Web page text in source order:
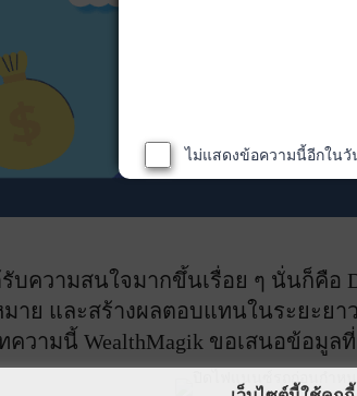
ความสนใจมากขึ้นเรื่อย ๆ นั่นก็คือ
าย และสร้างผลตอบแทนในระยะ
วามนี้ WealthMagik ขอเสนอข้อมู
ไม่แสดงข้อความนี้อีกใน